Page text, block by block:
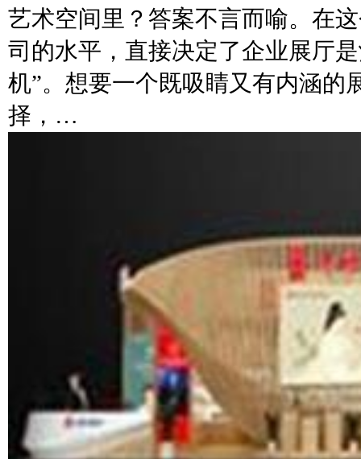
艺术空间里？答案不言而喻。在
司的水平，直接决定了企业展厅
机”。想要一个既吸睛又有内涵的
择，…